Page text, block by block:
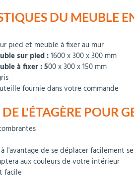
DU MEUBLE
pied et meuble à fixer au mur
sur pied :1600 x 300 x 300 mm
à fixer : 500 x 300 x 150 mm
fournie dans votre commande
L'ÉTAGÈRE POUR
l'avantage de se déplacer facilement
aux couleurs de votre intérieur
facile